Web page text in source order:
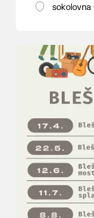
18:00 - ruční
14:00 -
od hostince
16:00 -
sokolovně
K tanci a
Těšíme se
sokolovna